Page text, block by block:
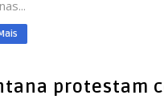
protestam